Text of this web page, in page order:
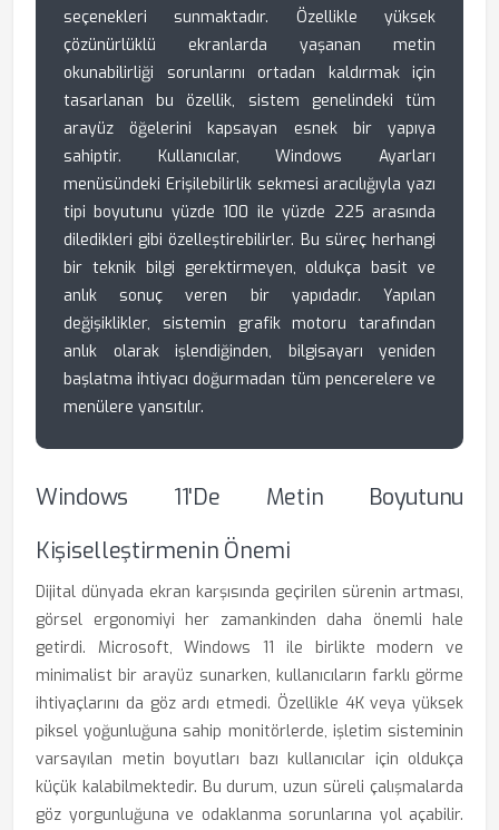
seçenekleri sunmaktadır. Özellikle yüksek
çözünürlüklü ekranlarda yaşanan metin
okunabilirliği sorunlarını ortadan kaldırmak için
tasarlanan bu özellik, sistem genelindeki tüm
arayüz öğelerini kapsayan esnek bir yapıya
sahiptir. Kullanıcılar, Windows Ayarları
menüsündeki Erişilebilirlik sekmesi aracılığıyla yazı
tipi boyutunu yüzde 100 ile yüzde 225 arasında
diledikleri gibi özelleştirebilirler. Bu süreç herhangi
bir teknik bilgi gerektirmeyen, oldukça basit ve
anlık sonuç veren bir yapıdadır. Yapılan
değişiklikler, sistemin grafik motoru tarafından
anlık olarak işlendiğinden, bilgisayarı yeniden
başlatma ihtiyacı doğurmadan tüm pencerelere ve
menülere yansıtılır.
Windows 11'de Metin Boyutunu
Kişiselleştirmenin Önemi
Dijital dünyada ekran karşısında geçirilen sürenin artması,
görsel ergonomiyi her zamankinden daha önemli hale
getirdi. Microsoft, Windows 11 ile birlikte modern ve
minimalist bir arayüz sunarken, kullanıcıların farklı görme
ihtiyaçlarını da göz ardı etmedi. Özellikle 4K veya yüksek
piksel yoğunluğuna sahip monitörlerde, işletim sisteminin
varsayılan metin boyutları bazı kullanıcılar için oldukça
küçük kalabilmektedir. Bu durum, uzun süreli çalışmalarda
göz yorgunluğuna ve odaklanma sorunlarına yol açabilir.